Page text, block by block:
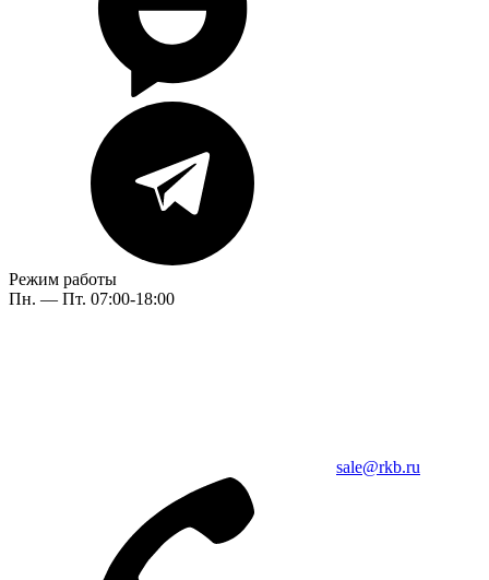
Режим работы
Пн. — Пт. 07:00-18:00
sale@rkb.ru